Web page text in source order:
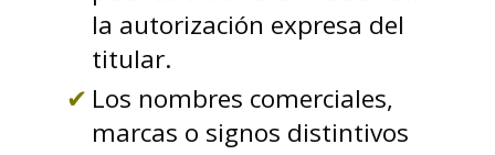
la autorización expresa del
titular.
Los nombres comerciales,
marcas o signos distintivos